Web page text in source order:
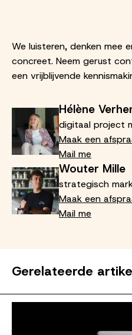
We luisteren, denken mee
concreet. Neem gerust
een vrijblijvende
Hélène
digitaal project
Maak een
Mail me
Wouter Mille
strategisch
Maak een
Mail me
Gerelateerde